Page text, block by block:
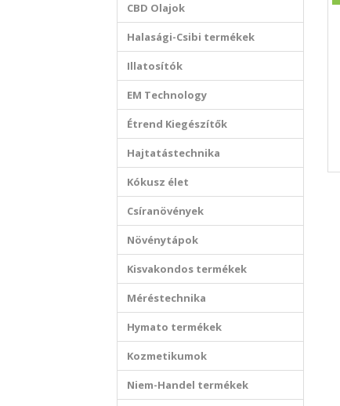
CBD Olajok
Halasági-Csibi termékek
Illatosítók
EM Technology
Étrend Kiegészítők
Hajtatástechnika
Kókusz élet
Csíranövények
Növénytápok
Kisvakondos termékek
Méréstechnika
Hymato termékek
Kozmetikumok
Niem-Handel termékek